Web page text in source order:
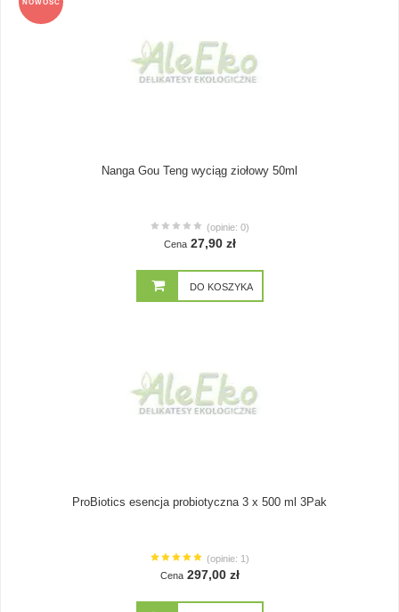
NOWOŚĆ
Nanga Gou Teng wyciąg ziołowy 50ml
(opinie: 0)
Cena 27,90 zł
DO KOSZYKA
ProBiotics esencja probiotyczna 3 x 500 ml 3Pak
(opinie: 1)
Cena 297,00 zł